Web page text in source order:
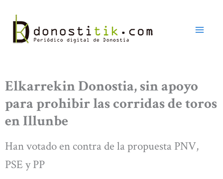
contenido
Elkarrekin Donostia, sin apoyo
para prohibir las corridas de toros
en Illunbe
Han votado en contra de la propuesta PNV,
PSE y PP